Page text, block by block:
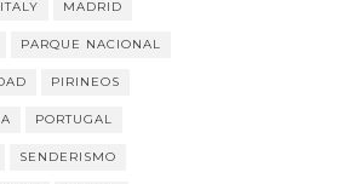
ITALY MADRID
PARQUE NACIONAL
PIRINEOS
PORTUGAL
SENDERISMO